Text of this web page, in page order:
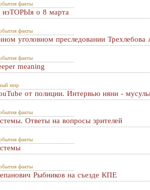
факты
изТОРЫя о 8 марта
факты
уголовном преследовании
факты
meaning
мир
от полиции. Интервью няни -
факты
Ответы на вопросы зрителей
факты
факты
Рыбников на съезде КПЕ